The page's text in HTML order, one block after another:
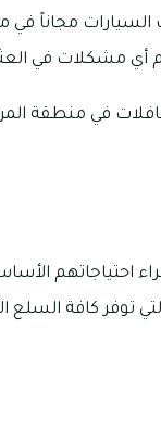
السيارات مجاناً
أي مشكلات في
احتياجاتهم
توفر كافة السلع